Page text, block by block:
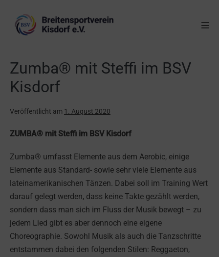
Zumba® mit Steffi im BSV
Kisdorf
Veröffentlicht am 1. August 2020
ZUMBA® mit Steffi im BSV Kisdorf
Zumba® umfasst Elemente aus dem Aerobic, einige
Elemente aus Standard- sowie sehr viele Elemente aus
lateinamerikanischen Tänzen. Dabei soll im Training Wert
darauf gelegt werden, dass keine Takte gezählt werden,
sondern dass man sich im Fluss der Musik bewegt – zu
jedem Lied gibt es aber dennoch eine eigene
Choreographie. Sowohl Musik als auch die Tanzschritte
entstammen dabei den folgenden Stilen: Reggaeton,